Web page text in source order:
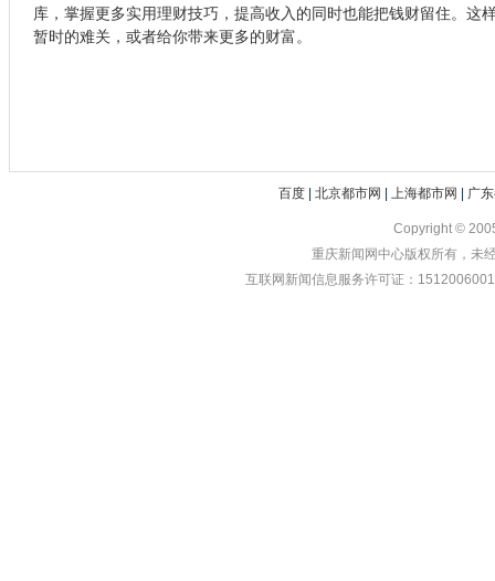
库，掌握更多实用理财技巧，提高收入的同时也能把钱财留住。这
暂时的难关，或者给你带来更多的财富。
百度| 北京都市网 上海都市网 广
Copyright ©
重庆新闻网中心版权所有，未
互联网新闻信息服务许可证：